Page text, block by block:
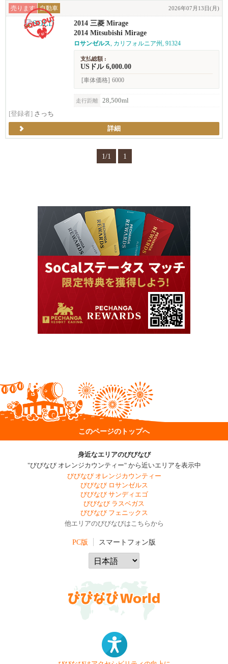
売ります 自動車 2026年07月13日(月)
2014 三菱 Mirage
2014 Mitsubishi Mirage
ロサンゼルス, カリフォルニア州, 91324
支払総額 :
USドル 6,000.00
[車体価格] 6000
走行距離
28,500ml
[登録者] さっち
詳細
1/1 1
このページのトップへ
身近なエリアのびびなび
"びびなび オレンジカウンティー" から近いエリアを表示中
びびなび オレンジカウンティー
びびなび ロサンゼルス
びびなび サンディエゴ
びびなび ラスベガス
びびなび フェニックス
他エリアのびびなびはこちらから
PC版 スマートフォン版